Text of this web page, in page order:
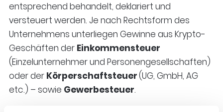
entsprechend behandelt, deklariert und
versteuert werden. Je nach Rechtsform des
Unternehmens unterliegen Gewinne aus Krypto-
Geschäften der Einkommensteuer
(Einzelunternehmer und Personengesellschaften)
oder der Körperschaftsteuer(UG, GmbH, AG
etc.) – sowie Gewerbesteuer.